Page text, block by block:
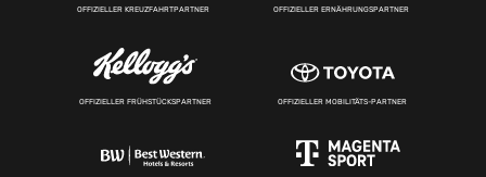
OFFIZIELLER KREUZFAHRTPARTNER OFFIZIELLER ERNÄHRUNGSPARTNER
OFFIZIELLER FRÜHSTÜCKSPARTNER OFFIZIELLER MOBILITÄTS-PARTNER